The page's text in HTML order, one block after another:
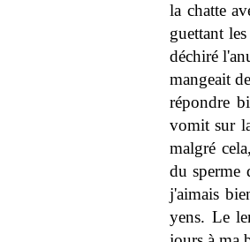
la chatte
guettant
déchiré
mangeait
répondre
vomit sur
malgré
du sperme
j'aimais
yens. Le